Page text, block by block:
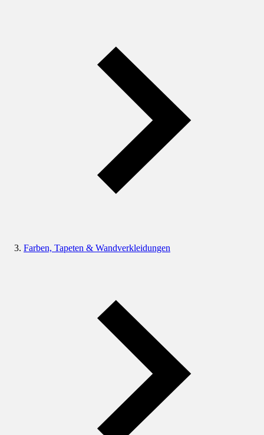
Farben, Tapeten & Wandverkleidungen